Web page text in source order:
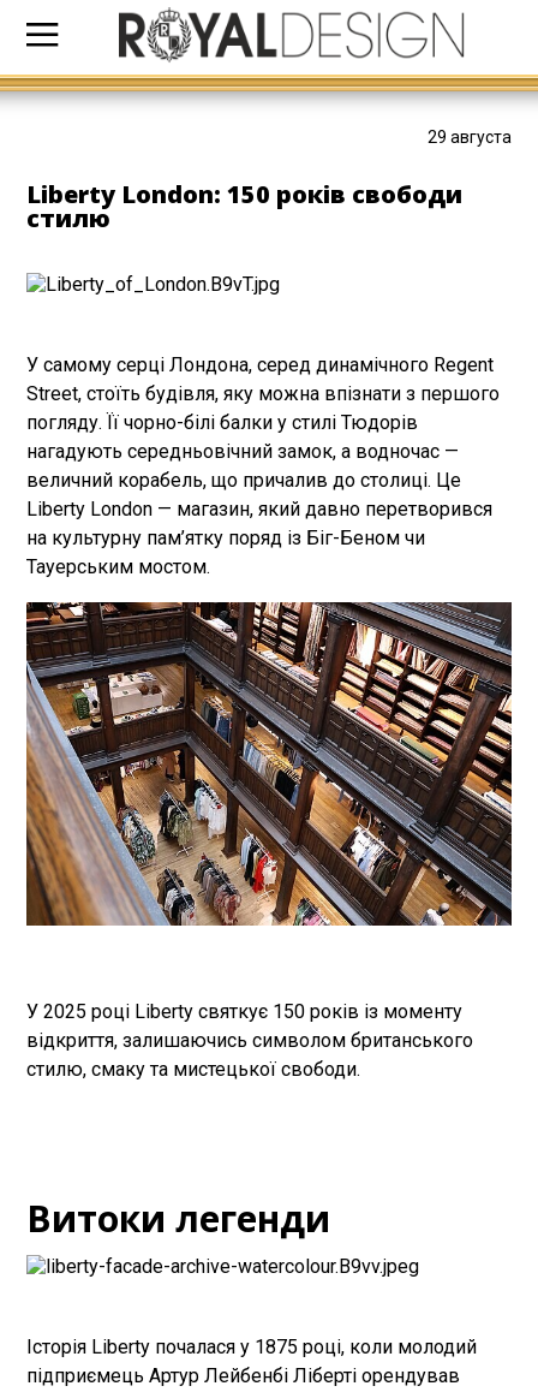
29 августа
Liberty London: 150 років свободи
стилю
У самому серці Лондона, серед динамічного Regent
Street, стоїть будівля, яку можна впізнати з першого
погляду. Її чорно-білі балки у стилі Тюдорів
нагадують середньовічний замок, а водночас —
величний корабель, що причалив до столиці. Це
Liberty London — магазин, який давно перетворився
на культурну пам’ятку поряд із Біг-Беном чи
Тауерським мостом.
У 2025 році Liberty святкує 150 років із моменту
відкриття, залишаючись символом британського
стилю, смаку та мистецької свободи.
Витоки легенди
Історія Liberty почалася у 1875 році, коли молодий
підприємець Артур Лейбенбі Ліберті орендував